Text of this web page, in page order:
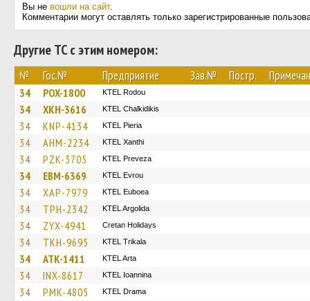
Вы не вошли на сайт.
Комментарии могут оставлять только зарегистрированные
Другие ТС с этим номером:
№ Гос.№ Предприятие Зав.№ Постр.
34 POX-1800 ΚΤΕL Rodou
34 XKH-3616 ΚΤΕL Chalkidikis
34 KNP-4134 KTEL Pieria
34 AHM-2234 KTEL Xanthi
34 PZK-3705 KTEL Preveza
34 EBM-6369 KTEL Evrou
34 XAP-7979 ΚΤΕL Euboea
34 TPH-2342 KTEL Argolida
34 ZYX-4941 Cretan Holidays
34 TKH-9695 ΚΤΕL Τrikala
34 ATK-1411 KTEL Arta
34 INX-8617 KTEL Ioannina
34 PMK-4805 KTEL Drama